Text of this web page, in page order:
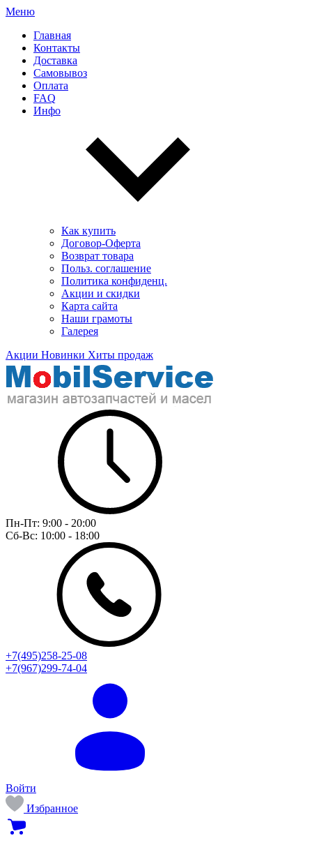
Меню
Главная
Контакты
Доставка
Самовывоз
Оплата
FAQ
Инфо
Как купить
Договор-Оферта
Возврат товара
Польз. соглашение
Политика конфиденц.
Акции и скидки
Карта сайта
Наши грамоты
Галерея
Акции Новинки Хиты продаж
Пн-Пт: 9:00 - 20:00
Сб-Вс: 10:00 - 18:00
+7(495)258-25-08
+7(967)299-74-04
Войти
Избранное